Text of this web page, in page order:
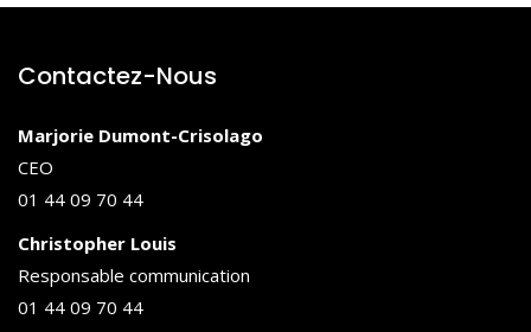
Contactez-Nous
Marjorie Dumont-Crisolago
CEO
01 44 09 70 44
Christopher Louis
Responsable communication
01 44 09 70 44